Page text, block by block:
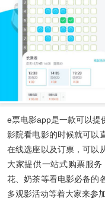
e票电影app是一款可以提
影院看电影的时候就可以
在线选座以及订票，可以
大家提供一站式购票服
花、奶茶等看电影必备的
多观影活动等着大家来参加